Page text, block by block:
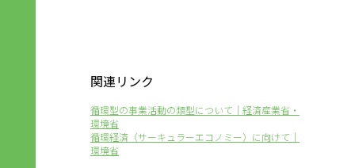
関連リンク
循環型の事業活動の類型について｜経済産業省・
環境省
循環経済（サーキュラーエコノミー）に向けて｜
環境省